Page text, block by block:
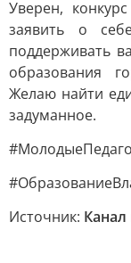
Уверен,
заявить о
поддерживать
образования
Желаю найти
задуманное.
Источник: